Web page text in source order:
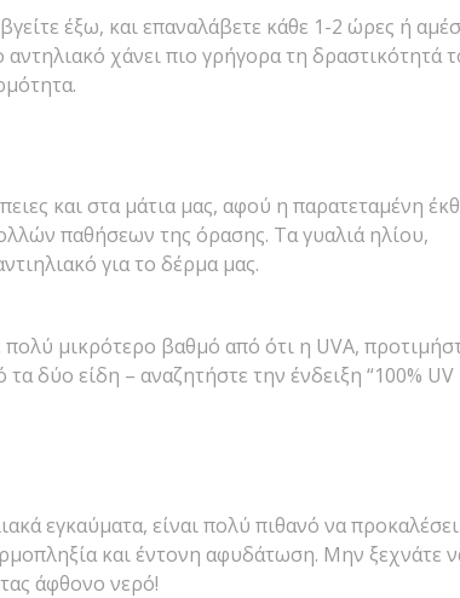
έξω, και επαναλάβετε κάθε 1-2 ώρες ή
χάνει πιο γρήγορα τη δραστικότητά
και στα μάτια μας, αφού η παρατεταμένη
παθήσεων της όρασης. Τα γυαλιά ηλίου,
για το δέρμα μας.
μικρότερο βαθμό από ότι η UVA,
δύο είδη – αναζητήστε την ένδειξη “100% UV
εγκαύματα, είναι πολύ πιθανό να προκαλέσει
και έντονη αφυδάτωση. Μην ξεχνάτε
άφθονο νερό!